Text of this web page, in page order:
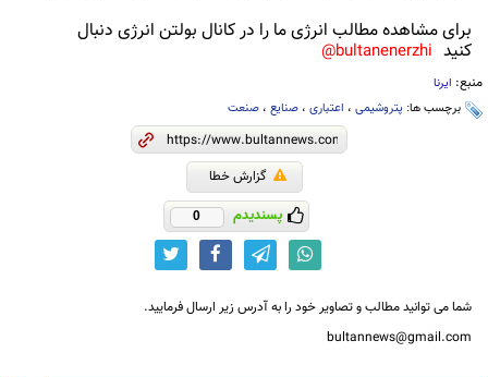
برای مشاهده مطالب انرژی ما را در کانال بولتن انرژی دنبال
کنید bultanenerzhi@
منبع: ایرنا
برچسب ها: پتروشیمی ، اعتباری ، صنایع ، صنعت
گزارش خطا
پسندیدم 0
شما می توانید مطالب و تصاویر خود را به آدرس زیر ارسال فرمایید.
bultannews@gmail.com